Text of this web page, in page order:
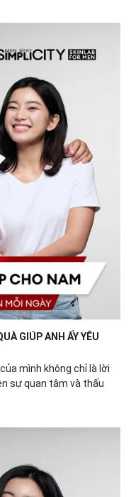
GIÚP ANH ẤY YÊU
mình không chỉ là lời
sự quan tâm và thấu